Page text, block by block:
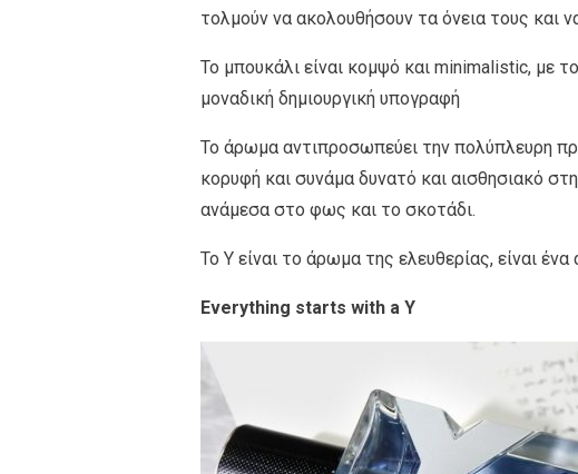
τολμούν να ακολουθήσουν τα όνεια τους και
Το μπουκάλι είναι κομψό και minimalistic, με
μοναδική δημιουργική υπογραφή
Το άρωμα αντιπροσωπεύει την πολύπλευρη
κορυφή και συνάμα δυνατό και αισθησιακό
ανάμεσα στο φως και το σκοτάδι.
Το Υ είναι το άρωμα της ελευθερίας, είναι
Everything starts with a Y